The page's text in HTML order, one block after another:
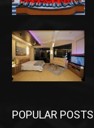
POPULAR POSTS